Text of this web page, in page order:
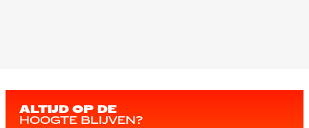
ALTIJD OP DE
HOOGTE BLIJVEN?